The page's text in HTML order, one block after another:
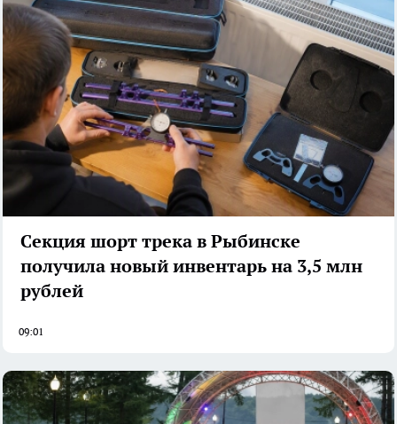
Секция шорт трека в Рыбинске
получила новый инвентарь на 3,5 млн
рублей
09:01